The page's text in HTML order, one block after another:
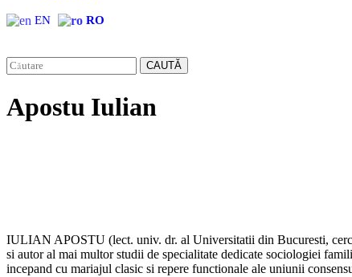
EN RO
CAUTĂ
Apostu Iulian
IULIAN APOSTU (lect. univ. dr. al Universitatii din Bucuresti,
si autor al mai multor studii de specialitate dedicate sociologiei
incepand cu mariajul clasic si repere functionale ale uniunii